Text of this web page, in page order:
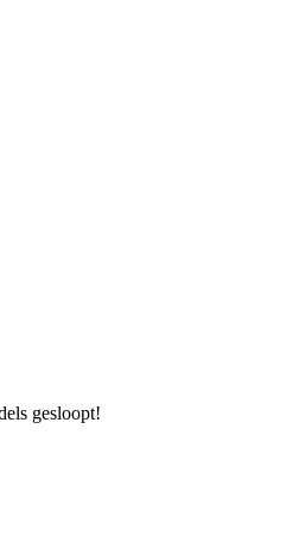
gesloopt!